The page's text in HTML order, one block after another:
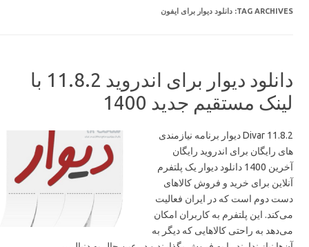
TAG ARCHIVES: دانلود دیوار برای ایفون
دانلود دیوار برای اندروید 11.8.2 با
لینک مستقیم جدید 1400
Divar 11.8.2 دیوار برنامه نیازمندی
های رایگان برای اندروید رایگان
آخرین 1400 دانلود دیوار یک پلتفرم
آنلاین برای خرید و فروش کالاهای
دست دوم است که در ایران فعالیت
می‌کند. این پلتفرم به کاربران امکان
می‌دهد به راحتی کالاهایی که دیگر به